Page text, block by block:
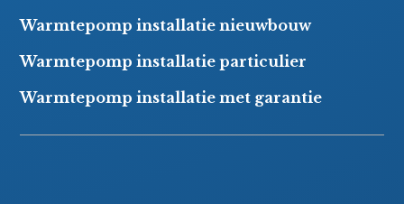
Warmtepomp installatie nieuwbouw
Warmtepomp installatie particulier
Warmtepomp installatie met garantie